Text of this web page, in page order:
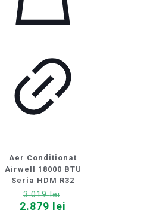
Aer Conditionat
Airwell 18000 BTU
Seria HDM R32
3.019lei
inițial
2.879 lei